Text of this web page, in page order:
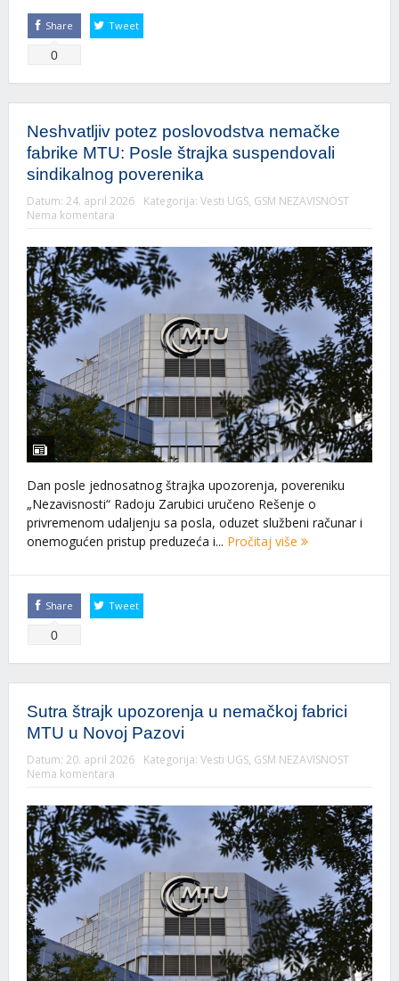
Share
0
Tweet
Neshvatljiv potez poslovodstva nemačke
fabrike MTU: Posle štrajka suspendovali
sindikalnog poverenika
Datum: 24. april 2026 Kategorija: Vesti UGS, GSM NEZAVISNOST
Nema komentara
Dan posle jednosatnog štrajka upozorenja, povereniku
„Nezavisnosti“ Radoju Zarubici uručeno Rešenje o
privremenom udaljenju sa posla, oduzet službeni računar i
onemogućen pristup preduzeća i... Pročitaj više
Share
0
Tweet
Sutra štrajk upozorenja u nemačkoj fabrici
MTU u Novoj Pazovi
Datum: 20. april 2026 Kategorija: Vesti UGS, GSM NEZAVISNOST
Nema komentara